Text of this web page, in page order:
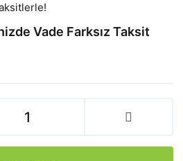
Vade Farksız Taksit